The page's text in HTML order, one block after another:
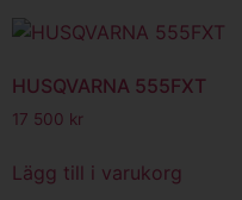
HUSQVARNA 555FXT
17 500 kr
Lägg till i varukorg